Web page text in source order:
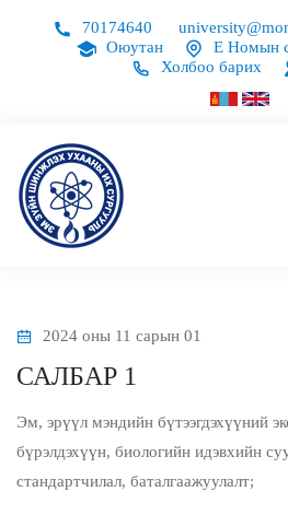
70174640
Оюутан
Е Номын
Холбоо барих
2024 оны 11 сарын 01
САЛБАР 1
Эм, эрүүл мэндийн бүтээгдэхүүний
бүрэлдэхүүн, биологийн идэвхийн
стандартчилал, баталгаажуулалт;